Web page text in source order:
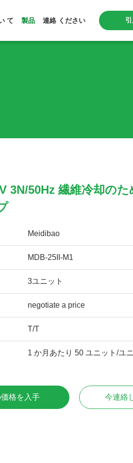
て 製品 連絡 ください
3N/50Hz 繊維冷却の
Meidibao
MDB-25II-M1
3ユニット
negotiate a price
T/T
1 か月あたり 50 ユニット/ユ
格を入手 今連絡